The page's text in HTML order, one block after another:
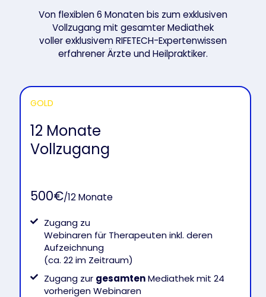
Von flexiblen 6 Monaten bis zum exklusiven
Vollzugang mit gesamter Mediathek
voller exklusivem RIFETECH-Expertenwissen
erfahrener Ärzte und Heilpraktiker.
GOLD
12 Monate
Vollzugang
500€/12 Monate
Zugang zu
Webinaren für Therapeuten inkl. deren
Aufzeichnung
(ca. 22 im Zeitraum)
Zugang zur gesamtenMediathek mit 24
vorherigen Webinaren